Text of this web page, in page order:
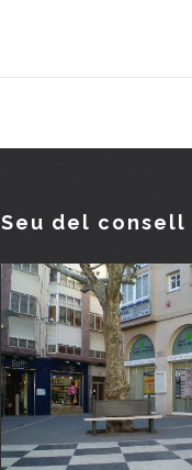
Seu del consell